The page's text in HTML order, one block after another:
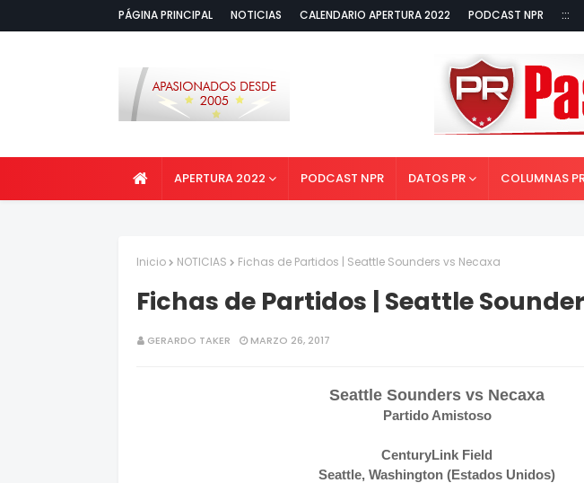
PÁGINA PRINCIPAL NOTICIAS CALENDARIO APERTURA 2022 PODCAST NPR :::
APERTURA 2022 PODCAST NPR DATOS PR COLUMNAS
Inicio NOTICIAS Fichas de Partidos | Seattle Sounders vs Necaxa
Fichas de Partidos | Seattle
GERARDO TAKER MARZO 26, 2017
Seattle Sounders vs Necaxa
Partido Amistoso
CenturyLink Field
Seattle, Washington (Estados Unidos)